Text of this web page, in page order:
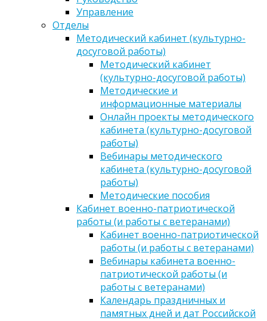
Управление
Отделы
Методический кабинет (культурно-
досуговой работы)
Методический кабинет
(культурно-досуговой работы)
Методические и
информационные материалы
Онлайн проекты методического
кабинета (культурно-досуговой
работы)
Вебинары методического
кабинета (культурно-досуговой
работы)
Методические пособия
Кабинет военно-патриотической
работы (и работы с ветеранами)
Кабинет военно-патриотической
работы (и работы с ветеранами)
Вебинары кабинета военно-
патриотической работы (и
работы с ветеранами)
Календарь праздничных и
памятных дней и дат Российской